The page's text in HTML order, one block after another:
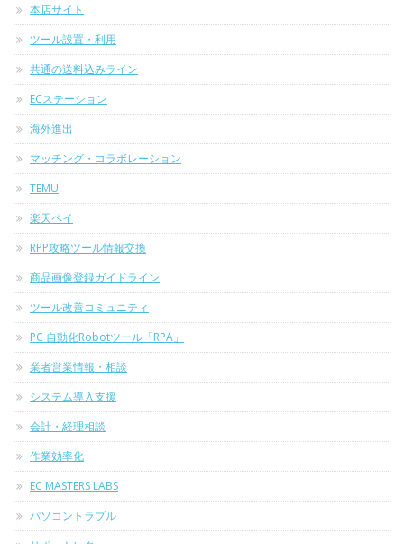
本店サイト
ツール設置・利用
共通の送料込みライン
ECステーション
海外進出
マッチング・コラボレーション
TEMU
楽天ペイ
RPP攻略ツール情報交換
商品画像登録ガイドライン
ツール改善コミュニティ
PC 自動化Robotツール「RPA」
業者営業情報・相談
システム導入支援
会計・経理相談
作業効率化
EC MASTERS LABS
パソコントラブル